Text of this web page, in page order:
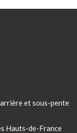
et sous-pente
Hauts-de-France